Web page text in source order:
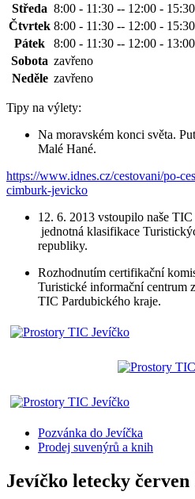
Středa 8:00 - 11:30 -- 12:00 - 15:30
Čtvrtek 8:00 - 11:30 -- 12:00 - 15:30
Pátek
8:00 - 11:30 -- 12:00 - 13:00
Sobota zavřeno
Neděle zavřeno
Tipy na výlety:
Na moravském konci světa.
Malé Hané.
https://www.idnes.cz/cestovani/po-
cimburk-jevicko
12. 6. 2013 vstoupilo naše
jednotná klasifikace
republiky.
Rozhodnutím certifikační
Turistické informační centrum
TIC Pardubického kraje.
Pozvánka do Jevíčka
Prodej suvenýrů a knih
Jevíčko letecky červen